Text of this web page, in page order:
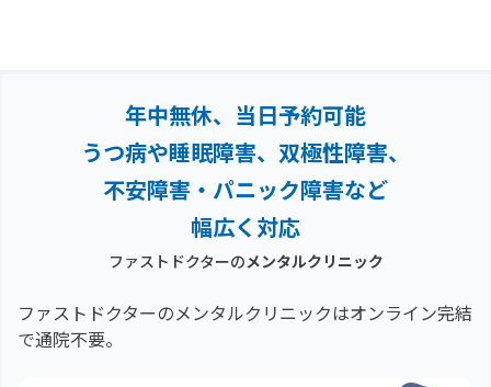
年中無休、当日予約可能
うつ病や睡眠障害、双極性障害、
不安障害・パニック障害など
幅広く対応
ファストドクターのメンタルクリニック
ファストドクターのメンタルクリニックはオンライン完結
で通院不要。